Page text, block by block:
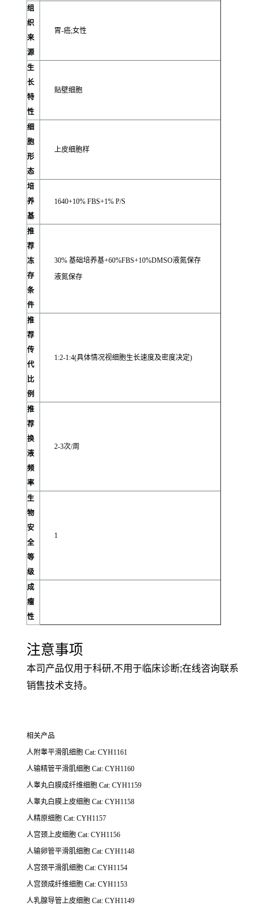
组
织
来
源
胃-癌;女性
生
长
特
性
贴壁细胞
细
胞
形
态
上皮细胞样
培
养
基
1640+10% FBS+1% P/S
推
荐
冻
存
条
件
30% 基础培养基+60%FBS+10%DMSO液氮保存
液氮保存
推
荐
传
代
比
例
1:2-1:4(具体情况视细胞生长速度及密度决定)
推
荐
换
液
频
率
2-3次/周
生
物
安
全
等
级
1
成
瘤
性
注意事项
本司产品仅用于科研,不用于临床诊断;在线咨询联系
销售技术支持。
相关产品
人附睾平滑肌细胞 Cat: CYH1161
人输精管平滑肌细胞 Cat: CYH1160
人睾丸白膜成纤维细胞 Cat: CYH1159
人睾丸白膜上皮细胞 Cat: CYH1158
人精原细胞 Cat: CYH1157
人宫颈上皮细胞 Cat: CYH1156
人输卵管平滑肌细胞 Cat: CYH1148
人宫颈平滑肌细胞 Cat: CYH1154
人宫颈成纤维细胞 Cat: CYH1153
人乳腺导管上皮细胞 Cat: CYH1149